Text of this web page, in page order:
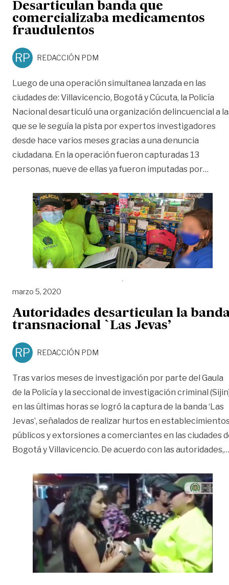
Desarticulan banda que
comercializaba medicamentos
fraudulentos
RP REDACCIÓN PDM
Luego de una operación simultanea lanzada en las
ciudades de: Villavicencio, Bogotá y Cúcuta, la Policía
Nacional desarticuló una organización delincuencial a
que se le seguía la pista por expertos investigadores
desde hace varios meses gracias a una denuncia
ciudadana. En la operación fueron capturadas 13
personas, nueve de ellas ya fueron imputadas por…
marzo 5, 2020
Autoridades desarticulan la
transnacional `Las Jevas’
RP REDACCIÓN PDM
Tras varios meses de investigación por parte del Gaula
de la Policía y la seccional de investigación criminal
en las últimas horas se logró la captura de la banda ‘Las
Jevas’, señalados de realizar hurtos en
públicos y extorsiones a comerciantes en las ciudades
Bogotá y Villavicencio. De acuerdo con las autoridades,…